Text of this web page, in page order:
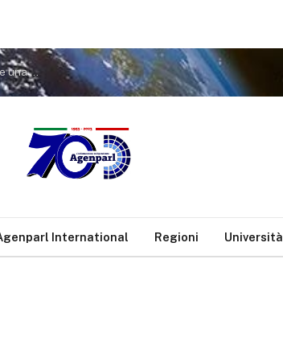
Siria, il ritorno dei rifugiati sostiene la ripresa economica: il FMI prevede una crescita a doppia cifra nel 2026
International Regioni Università